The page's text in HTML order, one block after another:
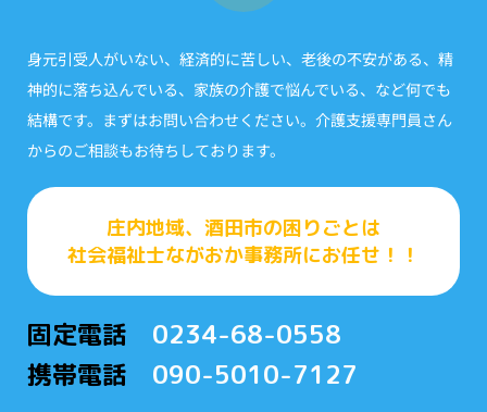
身元引受人がいない、経済的に苦しい、老後の不安がある、精
神的に落ち込んでいる、家族の介護で悩んでいる、など何でも
結構です。まずはお問い合わせください。介護支援専門員さん
からのご相談もお待ちしております。
庄内地域、酒田市の困りごとは
社会福祉士ながおか事務所にお任せ！！
固定電話 0234-68-0558
携帯電話 090-5010-7127